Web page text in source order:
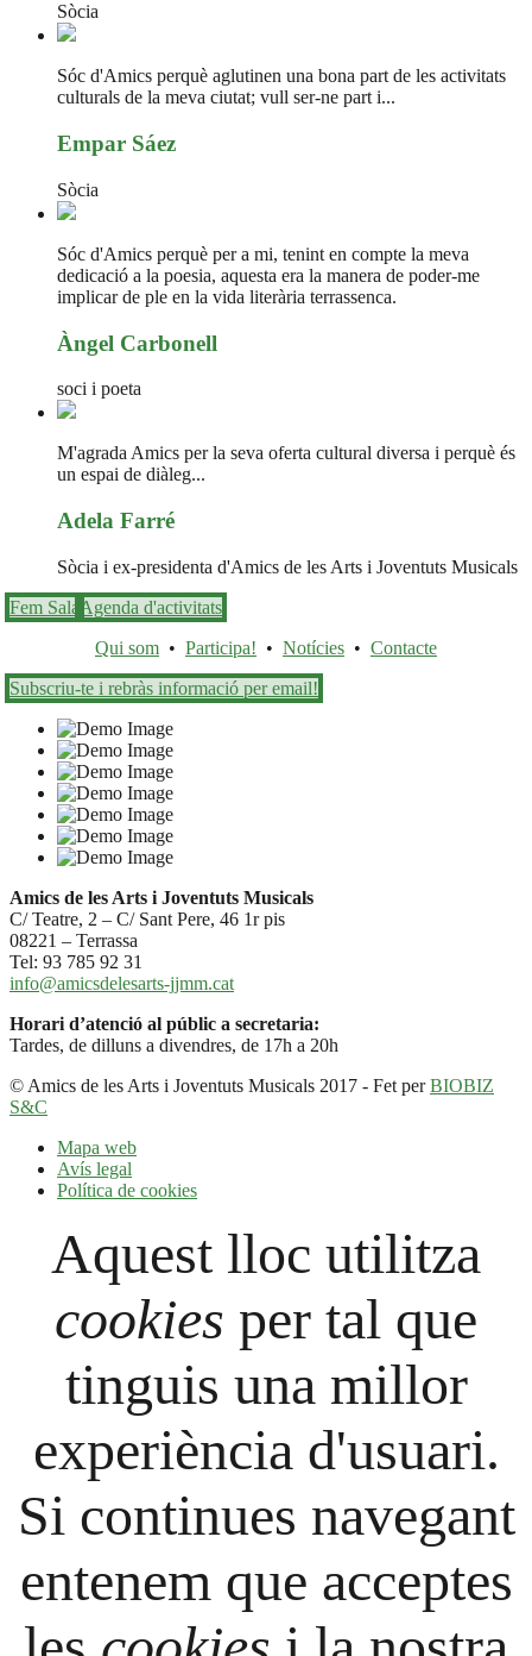
Sòcia
Sóc d'Amics perquè aglutinen una bona part de les activitats
culturals de la meva ciutat; vull ser-ne part i...
Empar Sáez
Sòcia
Sóc d'Amics perquè per a mi, tenint en compte la meva
dedicació a la poesia, aquesta era la manera de poder-me
implicar de ple en la vida literària terrassenca.
Àngel Carbonell
soci i poeta
M'agrada Amics per la seva oferta cultural diversa i perquè és
un espai de diàleg...
Adela Farré
Sòcia i ex-presidenta d'Amics de les Arts i Joventuts Musicals
Fem Sala Agenda d'activitats
Qui som • Participa! • Notícies • Contacte
Subscriu-te i rebràs informació per email!
Amics de les Arts i Joventuts Musicals
C/ Teatre, 2 – C/ Sant Pere, 46 1r pis
08221 – Terrassa
Tel: 93 785 92 31
info@amicsdelesarts-jjmm.cat
Horari d’atenció al públic a secretaria:
Tardes, de dilluns a divendres, de 17h a 20h
© Amics de les Arts i Joventuts Musicals 2017 - Fet perBIOBIZ
S&C
Mapa web
Avís legal
Política de cookies
Aquest lloc utilitza
cookies per tal que
tinguis una millor
experiència d'usuari.
Si continues navegant
entenem que acceptes